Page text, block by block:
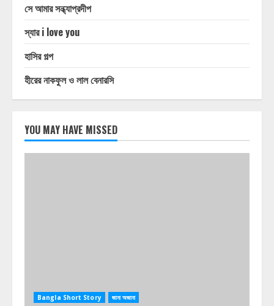
সে আমার সন্ধ্যাপ্রদীপ
স্যার i love you
হাসির গল্প
হীরের নাকফুল ও লাল বেনারসি
YOU MAY HAVE MISSED
Bangla Short Story জানা অজানা